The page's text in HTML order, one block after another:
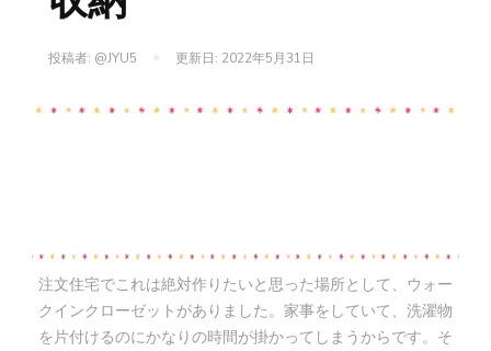
投稿者: @JYU5 更新日: 2022年5月31日
注文住宅でこれは絶対作りたいと思った場所として、ウォー
クインクローゼットがありました。家事をしていて、洗濯物
を片付けるのにかなりの時間が掛かってしまうからです。そ